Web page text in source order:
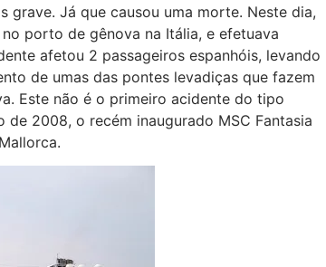
Já que causou uma morte. Neste dia,
porto de gênova na Itália, e efetuava
afetou 2 passageiros espanhóis, levando
de umas das pontes levadiças que fazem
Este não é o primeiro acidente do tipo
2008, o recém inaugurado MSC Fantasia